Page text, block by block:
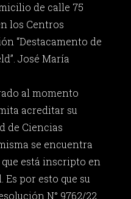
de calle 75
los Centros
“Destacamento de
José María
al momento
acreditar su
de Ciencias
se encuentra
está inscripto en
por esto que su
N° 9762/22